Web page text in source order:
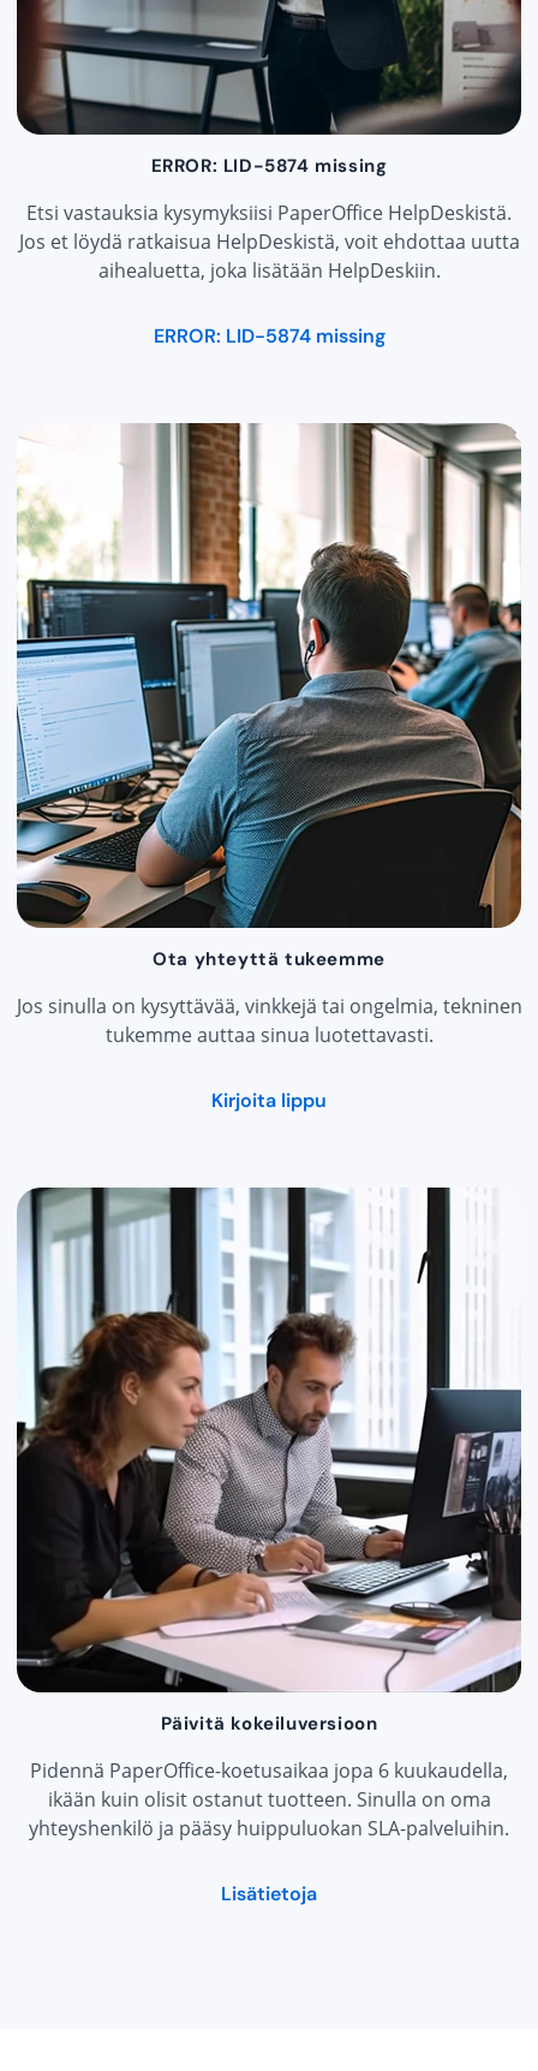
ERROR: LID-5874 missing
Etsi vastauksia kysymyksiisi PaperOffice HelpDeskistä.
Jos et löydä ratkaisua HelpDeskistä, voit ehdottaa uutta
aihealuetta, joka lisätään HelpDeskiin.
ERROR: LID-5874 missing
Ota yhteyttä tukeemme
Jos sinulla on kysyttävää, vinkkejä tai ongelmia, tekninen
tukemme auttaa sinua luotettavasti.
Kirjoita lippu
Päivitä kokeiluversioon
Pidennä PaperOffice-koetusaikaa jopa 6 kuukaudella,
ikään kuin olisit ostanut tuotteen. Sinulla on oma
yhteyshenkilö ja pääsy huippuluokan SLA-palveluihin.
Lisätietoja